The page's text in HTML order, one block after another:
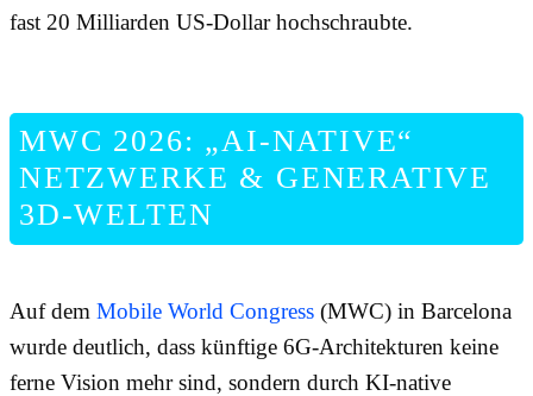
fast 20 Milliarden US-Dollar hochschraubte.
MWC 2026: „AI-NATIVE“
NETZWERKE & GENERATIVE
3D-WELTEN
Auf dem Mobile World Congress (MWC) in Barcelona
wurde deutlich, dass künftige 6G-Architekturen keine
ferne Vision mehr sind, sondern durch KI-native